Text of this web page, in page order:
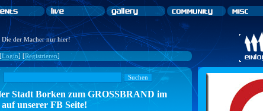
Die der Macher nur hier!
Login] [Registrieren]
Stadt Borken zum GROSSBRAND im
unserer FB Seite!